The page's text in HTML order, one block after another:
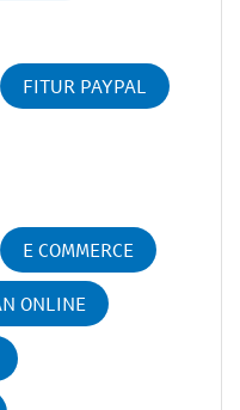
FITUR PAYPAL
E COMMERCE
ONLINE